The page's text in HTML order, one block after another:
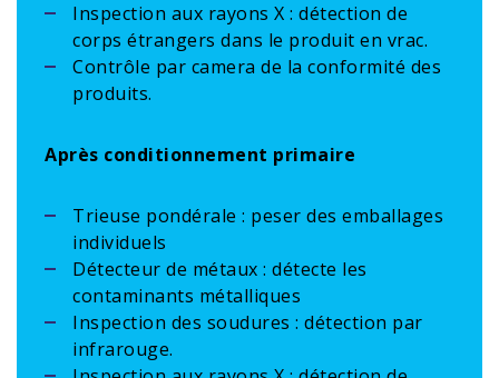
Inspection aux rayons X : détection de
corps étrangers dans le produit en vrac.
Contrôle par camera de la conformité des
produits.
Après conditionnement primaire
Trieuse pondérale : peser des emballages
individuels
Détecteur de métaux : détecte les
contaminants métalliques
Inspection des soudures : détection par
infrarouge.